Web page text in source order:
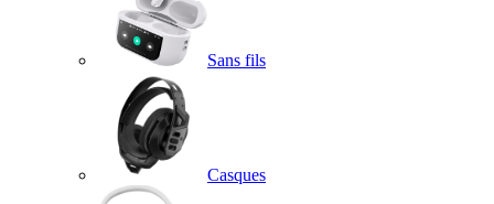
Sans fils
Casques